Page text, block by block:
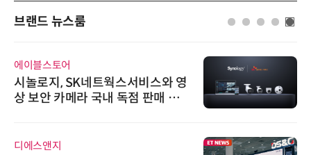
브랜드 뉴스룸
에이블스토어
시놀로지, SK네트웍스서비스와 영
상 보안 카메라 국내 독점 판매 파
디에스앤지